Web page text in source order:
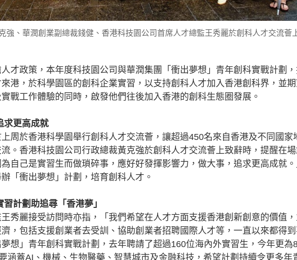
強、華潤創業副總裁錢健、香港科技園公司首席人才總監王秀麗於創科人才交流薈
才政策，本年度科技園公司與華潤集團「衝出夢想」青年創科實戰計劃
港，於科學園區的創科企業實習，以支持創科人才加入香港創科界，並
戰工作體驗的同時，啟發他們往後加入香港的創科生態圈發展。
求更高成就
周於香港科學園舉行創科人才交流薈，讓超過450名來自香港及不同國家
。香港科技園公司行政總裁黃克強於創科人才交流薈上致辭時，提醒在場
自己是實習生而做瑣碎事，應好好發揮影響力，做大事，追求更高成就。
「衝出夢想」計劃，培育創科人才。
計劃助追尋「香港夢」
秀麗接受訪問時亦指，「我們希望在人才方面支援香港創新創意的價值
，包括支援創業者去受訓、協助創業者招聘國際人才等，一直以來都得
想」青年創科實戰計劃，去年聘請了超過160位海內外實習生，今年更為
涵蓋AI、機械、生物醫藥、智慧城市及金融科技，希望計劃持續令更多年